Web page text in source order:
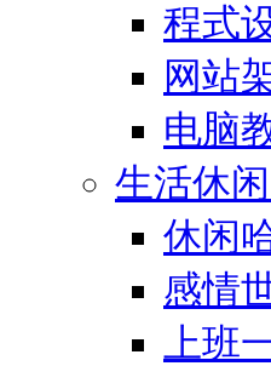
程式
网站
电脑
生活休闲
休闲
感情
上班